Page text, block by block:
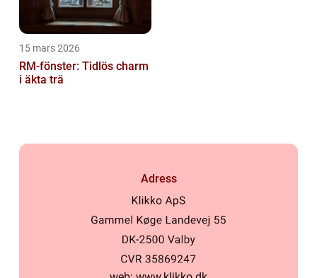
15 mars 2026
RM-fönster: Tidlös charm
i äkta trä
Adress